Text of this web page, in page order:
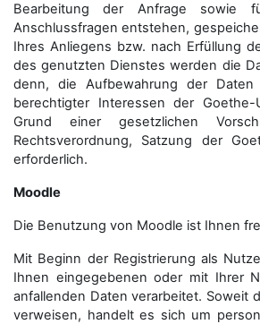
Bearbeitung der Anfrage sowie
Anschluss­fragen entstehen,
Ihres Anliegens bzw. nach Erfüllung
des genutzten Dienstes werden die
denn, die Aufbewahrung der
berechtigter Interessen der
Grund einer gesetzlichen
Rechtsverordnung, Satzung der
erforderlich.
Moodle
Die Benutzung von Moodle ist Ihnen
Mit Beginn der Registrierung als
Ihnen eingegebenen oder mit Ihrer
anfallenden Daten verarbeitet. Soweit
verweisen, handelt es sich um